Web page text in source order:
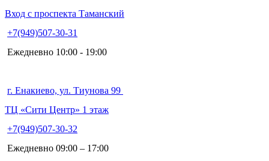
Вход с проспекта Таманский
+7(949)507-30-31
Ежедневно 10:00 - 19:00
г. Енакиево, ул. Тиунова 99
ТЦ «Сити Центр» 1 этаж
+7(949)507-30-32
Ежедневно 09:00 – 17:00